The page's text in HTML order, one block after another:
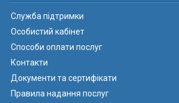
Служба підтримки
Особистий кабінет
Способи оплати послуг
Контакти
Документи та сертифікати
Правила надання послуг